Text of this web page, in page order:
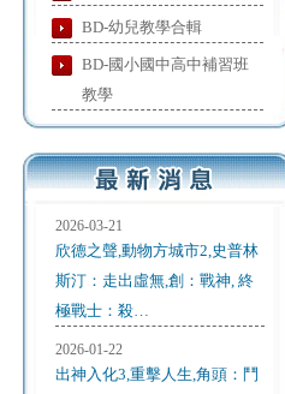
BD-幼兒教學合輯
BD-國小國中高中補習班
教學
2026-03-21
欣德之聲,動物方城市2,史普林
斯汀：走出虛無,創：戰神, 終
極戰士：殺…
2026-01-22
出神入化3,重擊人生,角頭：鬥